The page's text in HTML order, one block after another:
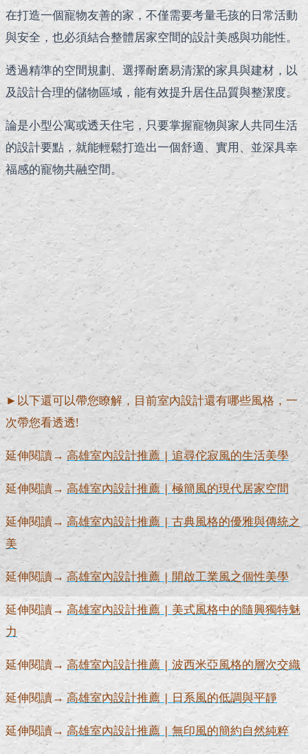
在打造一個寵物友善的家，不僅需要考量毛孩的日常活動
與安全，也必須結合整體居家空間的設計美感與功能性。
透過精準的空間規劃、選擇耐磨易清潔的家具與建材，以
及設計合理的儲物區域，能有效提升居住品質與整潔度。
論是小型公寓或透天住宅，只要掌握寵物與家人共同生活
的設計要點，就能輕鬆打造出一個舒適、實用、並深具幸
福感的寵物共融空間。
►以下還可以帶您瞭解，目前室內設計還有哪些風格，一
次帶您看透透!
延伸閱讀→ 高雄室內設計推薦 | 追尋佗寂風的生活美學
延伸閱讀→高雄室內設計推薦 | 極簡風的現代居家空間
延伸閱讀→ 高雄室內設計推薦 | 古典風格的優雅與傳統之
美
延伸閱讀→ 高雄室內設計推薦 | 開啟工業風之個性美學
延伸閱讀→ 高雄室內設計推薦 | 美式風格中的隨興獨特魅
力
延伸閱讀→ 高雄室內設計推薦 | 波西米亞風格的層次交織
延伸閱讀→ 高雄室內設計推薦 | 日系風的低調與平靜
延伸閱讀→ 高雄室內設計推薦 | 無印風的簡約自然純粹